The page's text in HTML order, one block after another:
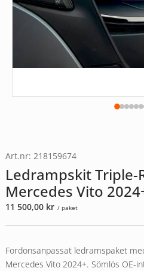
Art.nr: 218159674
Ledrampskit Triple-
Mercedes Vito
11 500,00 kr / paket
Fordonsanpassat ledramspaket
Mercedes Vito 2024+. Sömlös OE-